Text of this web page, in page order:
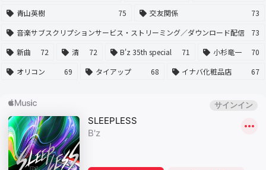
青山英樹
75 交友関係
73
音楽サブスクリプションサービス・ストリーミング／ダウンロード配信
73
新曲
72 清 72 B'z 35th special 71 小杉竜一
70
オリコン
69 タイアップ 68 イナバ化粧品店 67